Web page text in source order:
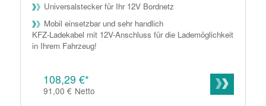
Universalstecker für Ihr 12V Bordnetz
Mobil einsetzbar und sehr handlich
KFZ-Ladekabel mit 12V-Anschluss für die Lademöglichkeit
in Ihrem Fahrzeug!
108,29 €*
91,00 € Netto